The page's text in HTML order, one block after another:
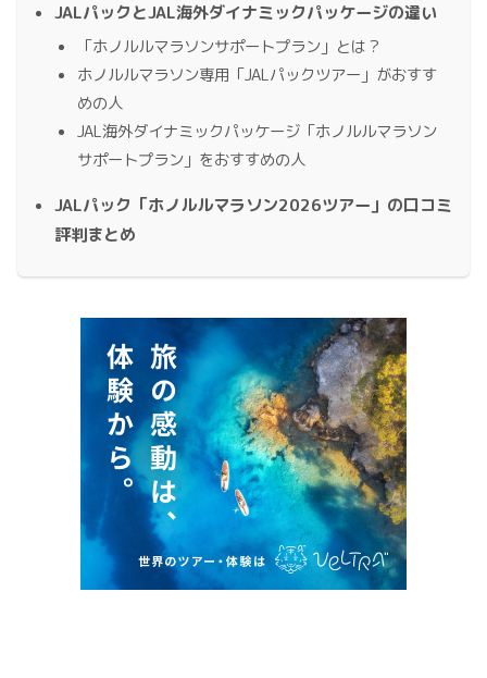
JALパックとJAL海外ダイナミックパッケージの違い
「ホノルルマラソンサポートプラン」とは？
ホノルルマラソン専用「JALパックツアー」がおすす
めの人
JAL海外ダイナミックパッケージ「ホノルルマラソン
サポートプラン」をおすすめの人
JALパック「ホノルルマラソン2026ツアー」の口コミ
評判まとめ